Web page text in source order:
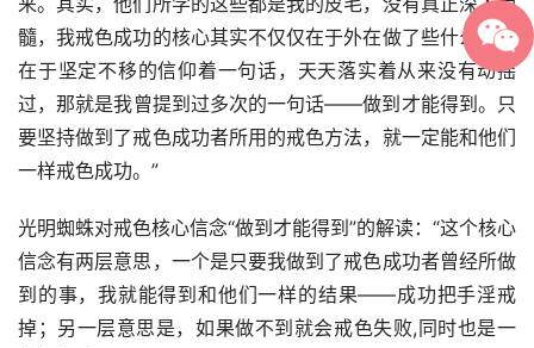
髓，我戒色成功的核心其实不仅仅在于外在做了些什么，而
在于坚定不移的信仰着一句话，天天落实着从来没有动摇
过，那就是我曾提到过多次的一句话——做到才能得到。只
要坚持做到了戒色成功者所用的戒色方法，就一定能和他们
一样戒色成功。”
光明蜘蛛对戒色核心信念“做到才能得到”的解读：“这个核心
信念有两层意思，一个是只要我做到了戒色成功者曾经所做
到的事，我就能得到和他们一样的结果——成功把手淫戒
掉；另一层意思是，如果做不到就会戒色失败,同时也是一